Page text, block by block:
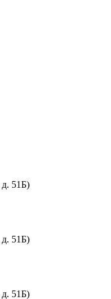
д. 51Б)
д. 51Б)
д. 51Б)